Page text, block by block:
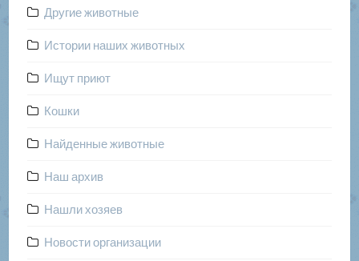
Другие животные
Истории наших животных
Ищут приют
Кошки
Найденные животные
Наш архив
Нашли хозяев
Новости организации